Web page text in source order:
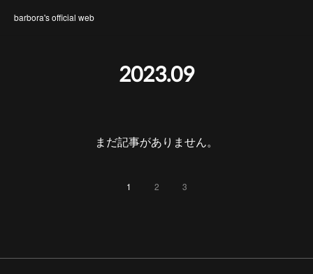
barbora's official web
2023.09
まだ記事がありません。
1 2 3